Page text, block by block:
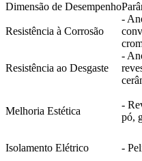
Dimensão de Desempenho
Resistência à Corrosão
-
Resistência ao Desgaste
-
Melhoria Estética
-
pó,
Isolamento Elétrico
-